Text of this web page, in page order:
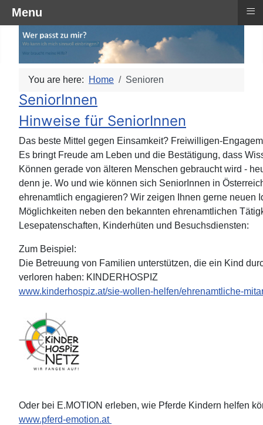
You are here: Home Senioren
SeniorInnen
Hinweise für SeniorInnen
Das beste Mittel gegen Einsamkeit? Freiwilligen-
Es bringt Freude am Leben und die Bestätigung, dass
Können gerade von älteren Menschen gebraucht wird -
denn je. Wo und wie können sich SeniorInnen in
ehrenamtlich engagieren? Wir zeigen Ihnen gerne neuen
Möglichkeiten neben den bekannten ehrenamtlichen
Lesepatenschaften, Kinderhüten und Besuchsdiensten:
Zum Beispiel:
Die Betreuung von Familien unterstützen, die ein Kind
verloren haben: KINDERHOSPIZ
www.kinderhospiz.at/sie-wollen-helfen/ehrenamtliche-
Oder bei E.MOTION erleben, wie Pferde Kindern helfen
www.pferd-emotion.at
Menu ≡